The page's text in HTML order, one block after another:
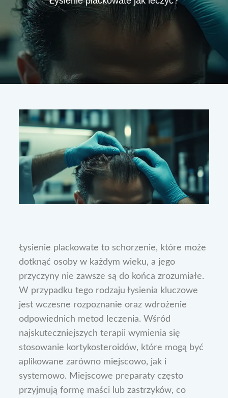
Łysienie plackowate to schorzenie, które może
dotknąć osoby w każdym wieku, a jego
przyczyny nie zawsze są do końca zrozumiałe.
W przypadku tego rodzaju łysienia kluczowe
jest wczesne rozpoznanie oraz wdrożenie
odpowiednich metod leczenia. Wśród
najskuteczniejszych terapii wymienia się
stosowanie kortykosteroidów, które mogą być
aplikowane zarówno miejscowo, jak i
systemowo. Miejscowe preparaty często
przyjmują formę maści lub zastrzyków, co